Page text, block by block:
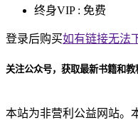
终身VIP : 免费
登录后购买如有链接无法
关注公众号，获取最新书籍和教
本站为非营利公益网站。